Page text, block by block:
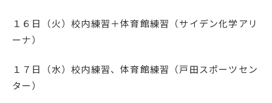
１６日（火）校内練習＋体育館練習（サイデン化学アリ
ーナ）
１７日（水）校内練習、体育館練習（戸田スポーツセン
ター）